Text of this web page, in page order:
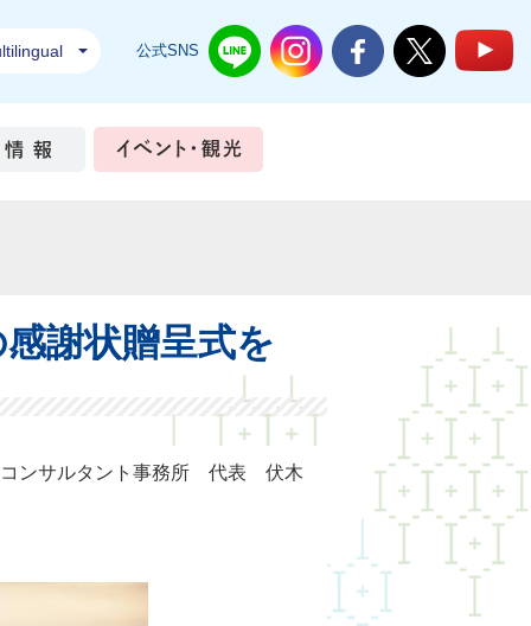
公式SNS 結城市公式LINE結城市公式Instagram
結城市公式Facebook
結城市公式
づくり 市政情報
謝状贈呈式を
コンサルタント事務所 代表 伏木